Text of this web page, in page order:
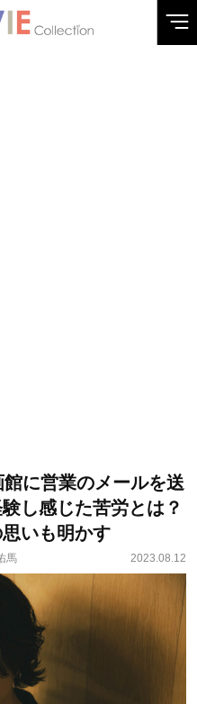
に営業のメールを送
し感じた苦労とは？
いも明かす
馬 2023.08.12